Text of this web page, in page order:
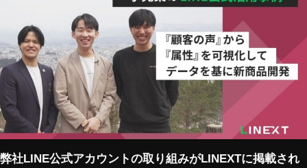
弊社LINE公式アカウントの取り組みがLINEXTに掲載され